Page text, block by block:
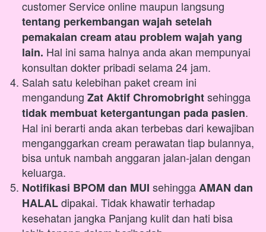
tentang perkembangan wajah setelah
pemakaian cream atau problem wajah yang
lain. Hal ini sama halnya anda akan mempunyai
konsultan dokter pribadi selama 24 jam.
Salah satu kelebihan paket cream ini
mengandung Zat Aktif Chromobright
tidak membuat ketergantungan pada pasien.
Hal ini berarti anda akan terbebas dari kewajiban
menganggarkan cream perawatan tiap bulannya,
bisa untuk nambah anggaran jalan-jalan dengan
keluarga.
Notifikasi BPOM dan MUI sehingga AMAN dan
HALAL dipakai. Tidak khawatir terhadap
kesehatan jangka Panjang kulit dan hati bisa